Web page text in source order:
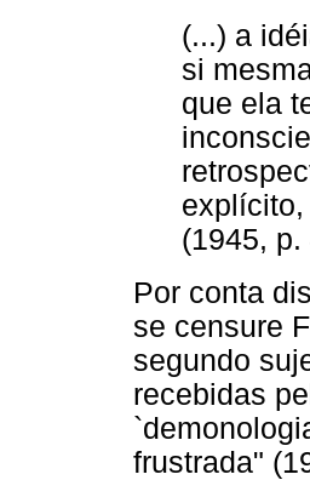
(...) a
si
que ela
explícito,
(1945, p.
Por conta
se censure
segundo
recebidas
frustrada"